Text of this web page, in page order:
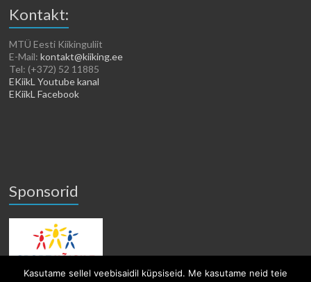
Kontakt:
MTÜ Eesti Kiikinguliit
E-Mail:kontakt@kiiking.ee
Tel: (+372) 52 11885
EKiikL Youtube kanal
EKiikL Facebook
Sponsorid
Kasutame sellel veebisaidil küpsiseid. Me kasutame neid teie